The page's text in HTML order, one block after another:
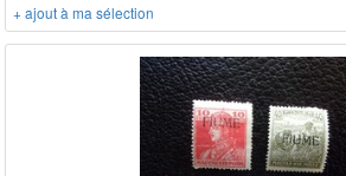
+ ajout à ma sélection